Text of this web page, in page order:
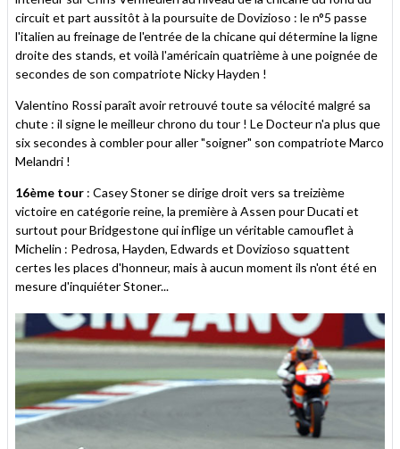
circuit et part aussitôt à la poursuite de Dovizioso : le n°5 passe
l'italien au freinage de l'entrée de la chicane qui détermine la ligne
droite des stands, et voilà l'américain quatrième à une poignée de
secondes de son compatriote Nicky Hayden !
Valentino Rossi paraît avoir retrouvé toute sa vélocité malgré sa
chute : il signe le meilleur chrono du tour ! Le Docteur n'a plus que
six secondes à combler pour aller "soigner" son compatriote Marco
Melandri !
16ème tour : Casey Stoner se dirige droit vers sa treizième
victoire en catégorie reine, la première à Assen pour Ducati et
surtout pour Bridgestone qui inflige un véritable camouflet à
Michelin : Pedrosa, Hayden, Edwards et Dovizioso squattent
certes les places d'honneur, mais à aucun moment ils n'ont été en
mesure d'inquiéter Stoner...